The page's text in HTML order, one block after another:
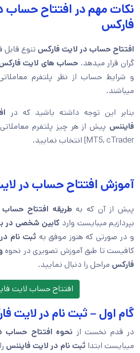
نکات مهم در افتتاح حساب
فارکس
افتتاح حساب در لایت فارکس تنوع قابل
گران قرار میدهد. حساب های لایت
و شرایط حساب از نظر پلتفرم
میباشند.
بنابر این توجه داشته باشید که در
فایننس
MT5, cTrader] انتخاب نمایید.
آموزش افتتاح حساب در
پیش از آن که به طریقه افتتاح
بپردازیم میبایست وارد کابین شخصی در
و در صورتی که هنوز موفق به ثبت نام
کافیست تا طبق آموزش تصویری در نحوه
فارکس مراحل را دنبال نمایید.
افتتاح حساب لایت
گام اول – ثبت نام در لایت
در قدم نخست از نحوه افتتاح حساب
میبایست ابتدا ثبت نام در لایت فایننس